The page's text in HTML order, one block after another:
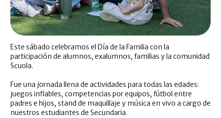
Este sábado celebramos el Día de la Familia con la
participación de alumnos, exalumnos, familias y la comunidad
Scuola.
Fue una jornada llena de actividades para todas las edades:
juegos inflables, competencias por equipos, fútbol entre
padres e hijos, stand de maquillaje y música en vivo a cargo de
nuestros estudiantes de Secundaria.